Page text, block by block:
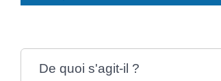
De quoi s'agit-il ?